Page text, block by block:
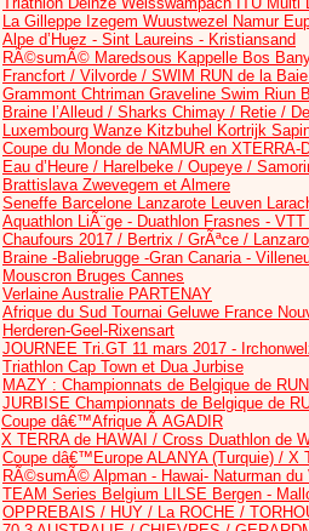
La Gilleppe Izegem Wuustwezel Namur
Alpe d’Huez - Sint Laureins - Kristiansand
RÃ©sumÃ© Maredsous Kappelle Bos
Francfort / Vilvorde / SWIM RUN de la
Grammont Chtriman Graveline Swim Riun
Braine l’Alleud / Sharks Chimay / Retie /
Luxembourg Wanze Kitzbuhel Kortrijk
Coupe du Monde de NAMUR en
Eau d’Heure / Harelbeke / Oupeye /
Brattislava Zwevegem et Almere
Seneffe Barcelone Lanzarote Leuven
Aquathlon LiÃ¨ge - Duathlon Frasnes -
Chaufours 2017 / Bertrix / GrÃªce /
Braine -Baliebrugge -Gran Canaria -
Mouscron Bruges Cannes
Verlaine Australie PARTENAY
Afrique du Sud Tournai Geluwe France
Herderen-Geel-Rixensart
JOURNEE Tri.GT 11 mars 2017 -
Triathlon Cap Town et Dua Jurbise
MAZY : Championnats de Belgique de
JURBISE Championnats de Belgique de
Coupe dâ€™Afrique Ã AGADIR
X TERRA de HAWAI / Cross Duathlon de
Coupe dâ€™Europe ALANYA (Turquie) / X
RÃ©sumÃ© Alpman - Hawai- Naturman du
TEAM Series Belgium LILSE Bergen -
OPPREBAIS / HUY / La ROCHE /